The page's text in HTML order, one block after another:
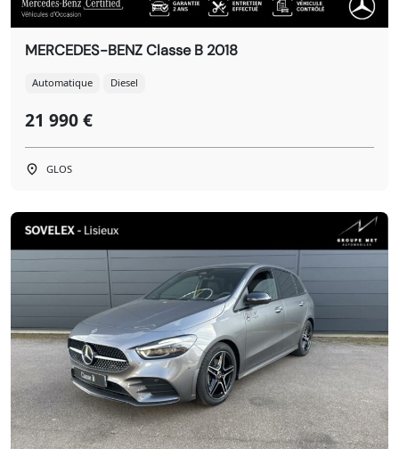
MERCEDES-BENZ Classe B 2018
Automatique Diesel
21 990 €
GLOS